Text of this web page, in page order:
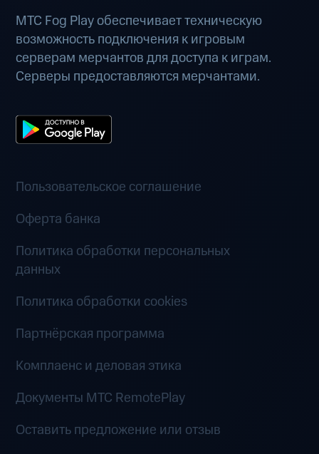
МТС Fog Play обеспечивает техническую
возможность подключения к игровым
серверам мерчантов для доступа к играм.
Серверы предоставляются мерчантами.
Пользовательское соглашение
Оферта банка
Политика обработки персональных
данных
Политика обработки cookies
Партнёрская программа
Комплаенс и деловая этика
Документы MTC RemotePlay
Оставить предложение или отзыв